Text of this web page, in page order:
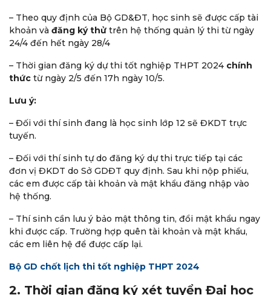
– Theo quy định của Bộ GD&ĐT, học sinh sẽ được cấp tài
khoản và đăng ký thử trên hệ thống quản lý thi từ ngày
24/4 đến hết ngày 28/4
– Thời gian đăng ký dự thi tốt nghiệp THPT 2024 chính
thức từ ngày 2/5 đến 17h ngày 10/5.
Lưu ý:
– Đối với thí sinh đang là học sinh lớp 12 sẽ ĐKDT trực
tuyến.
– Đối với thí sinh tự do đăng ký dự thi trực tiếp tại các
đơn vị ĐKDT do Sở GDĐT quy định. Sau khi nộp phiếu,
các em được cấp tài khoản và mật khẩu đăng nhập vào
hệ thống.
– Thí sinh cần lưu ý bảo mật thông tin, đổi mật khẩu ngay
khi được cấp. Trường hợp quên tài khoản và mật khẩu,
các em liên hệ để được cấp lại.
Bộ GD chốt lịch thi tốt nghiệp THPT 2024
2. Thời gian đăng ký xét tuyển Đại học